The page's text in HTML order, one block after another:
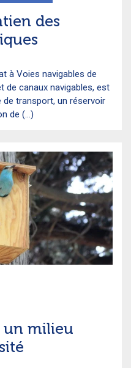
des
à Voies navigables de
de canaux navigables, est
transport, un réservoir
de (...)
un milieu